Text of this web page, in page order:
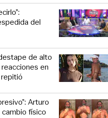
del
de alto
en
Arturo
físico